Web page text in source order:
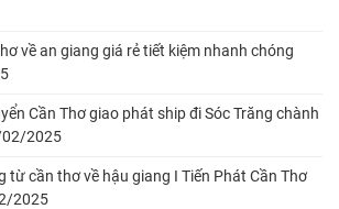
về an giang giá rẻ tiết kiệm nhanh chóng
Cần Thơ giao phát ship đi Sóc Trăng chành
02/2025
từ cần thơ về hậu giang I Tiến Phát Cần Thơ
2025